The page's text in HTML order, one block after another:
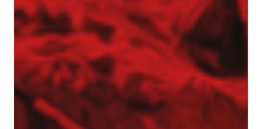
Palisady – stabilizacja wykopów w
trudnych warunkach gruntowych
Ścianki szczelne
Ściany berlińskie
Zabezpieczenie skarp i zboczy
Dreny